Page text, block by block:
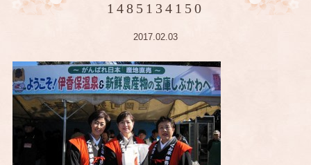
1485134150
2017.02.03